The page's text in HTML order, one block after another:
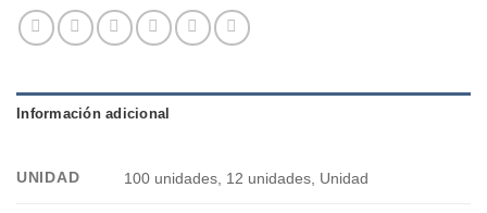
Información adicional
UNIDAD 100 unidades, 12 unidades, Unidad